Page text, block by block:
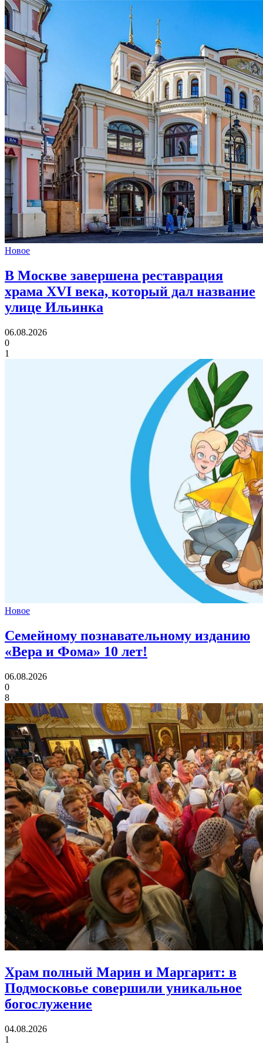
Новое
В Москве завершена реставрация
храма XVI века, который дал название
улице Ильинка
06.08.2026
0
1
Новое
Семейному познавательному изданию
«Вера и Фома» 10 лет!
06.08.2026
0
8
Храм полный Марин и Маргарит: в
Подмосковье совершили уникальное
богослужение
04.08.2026
1